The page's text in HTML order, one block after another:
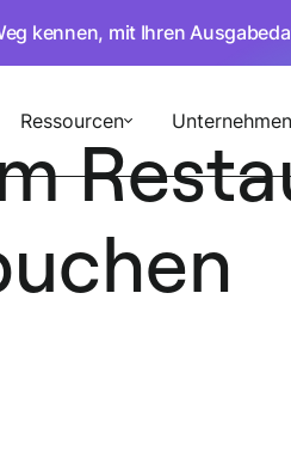
kennen, mit Ihren
Ressourcen Unternehmen